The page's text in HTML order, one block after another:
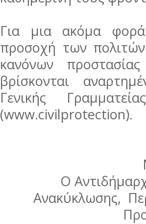
Για μια ακόμα φορά
προσοχή των
κανόνων
βρίσκονται
Γενικής
(www.civilprotection).
Ο
Ανακύκλωσης,